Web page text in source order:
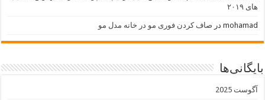
های ۲۰۱۹
mohamad در صاف کردن فوری مو در خانه مدل مو
بایگانی‌ها
آگوست 2025